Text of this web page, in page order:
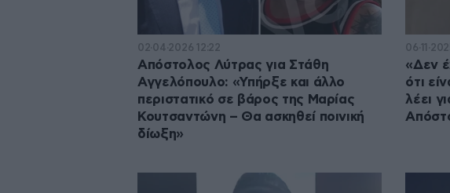
02·04·2026 12:22
Απόστολος Λύτρας για Στάθη
Αγγελόπουλο: «Υπήρξε και άλλο
περιστατικό σε βάρος της Μαρίας
Κουτσαντώνη – Θα ασκηθεί ποινική
δίωξη»
«Δεν
ότι
λέει